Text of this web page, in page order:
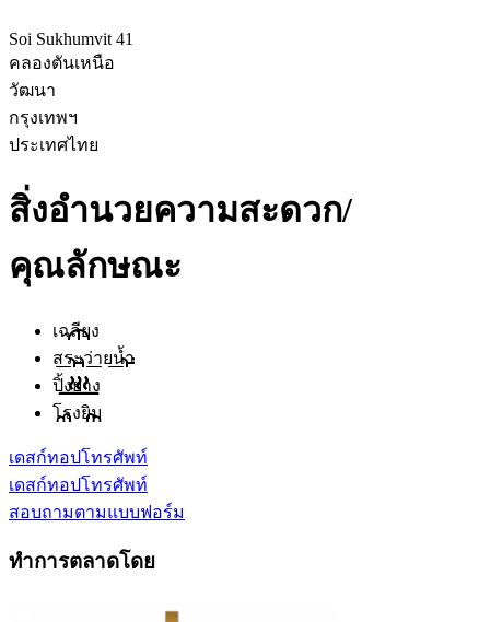
Soi Sukhumvit 41
คลองตันเหนือ
วัฒนา
กรุงเทพฯ
ประเทศไทย
สิ่งอำนวยความสะดวก/
คุณลักษณะ
เฉลียง
สระว่ายน้ำ
ปิ้งย่าง
โรงยิม
เดสก์ทอปโทรศัพท์
เดสก์ทอปโทรศัพท์
สอบถามตามแบบฟอร์ม
ทำการตลาดโดย